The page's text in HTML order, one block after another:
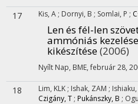
17 Kis, A ; Dornyi, B ; Somlai, P ;
Len és fél-len
ammóniás
kikészítése(2006)
Nyílt Nap, BME, február 28,
18 Lim, KLK ; Ishak, ZAM ; Ishiaku,
Czigány, T ; Pukánszky, B ;